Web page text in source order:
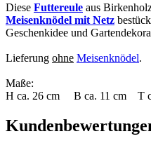
Diese Futtereule aus
Meisenknödel mit Netz
Geschenkidee und
Lieferung ohne Meisenknödel.
Maße:
H ca. 26 cm B ca. 11 cm T